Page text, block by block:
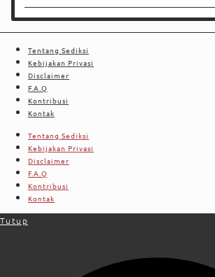
Tentang Sediksi
Kebijakan Privasi
Disclaimer
F.A.Q
Kontribusi
Kontak
Tentang Sediksi
Kebijakan Privasi
Disclaimer
F.A.Q
Kontribusi
Kontak
Tutup